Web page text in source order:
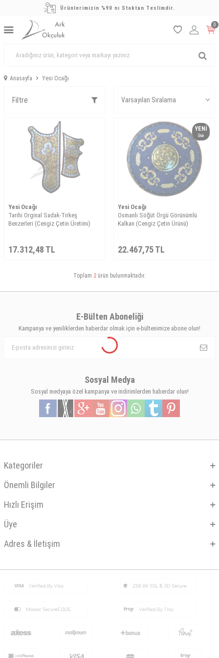
Ürünlerimizin %90 nı Stoktan Teslimdir.
0
Anasayfa Yesi Ocağı
Filtre
Yesi Ocağı
Tarihi Orginal Sadak-Tirkeş
Benzerleri (Cengiz Çetin Üretimi)
17.312,48 TL
YENI
Ürün
Yesi Ocağı
Osmanlı Söğüt Örgü Görünümlü
Kalkan (Cengiz Çetin Ürünü)
22.467,75TL
Toplam 2 ürün bulunmaktadır.
E-Bülten Aboneliği
Kampanya ve yeniliklerden haberdar olmak için e-bültenimize abone olun!
Sosyal Medya
Sosyal medyaya özel kampanya ve indirimlerden haberdar olun!
Kategoriler
Önemli Bilgiler
Hızlı Erişim
Üye
Adres & İletişim